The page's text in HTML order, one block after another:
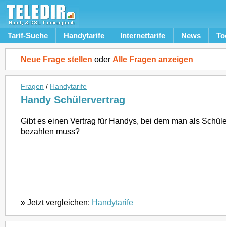
Tarif-Suche Handytarife Internettarife News
Neue Frage stellen oder Alle Fragen anzeigen
Fragen / Handytarife
Handy Schülervertrag
Gibt es einen Vertrag für Handys, bei dem man als
bezahlen muss?
» Jetzt vergleichen: Handytarife